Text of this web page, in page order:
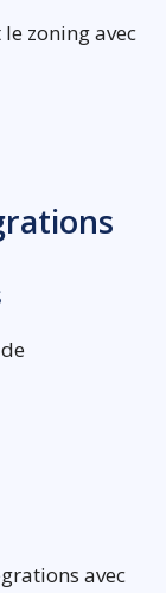
zoning avec
avec